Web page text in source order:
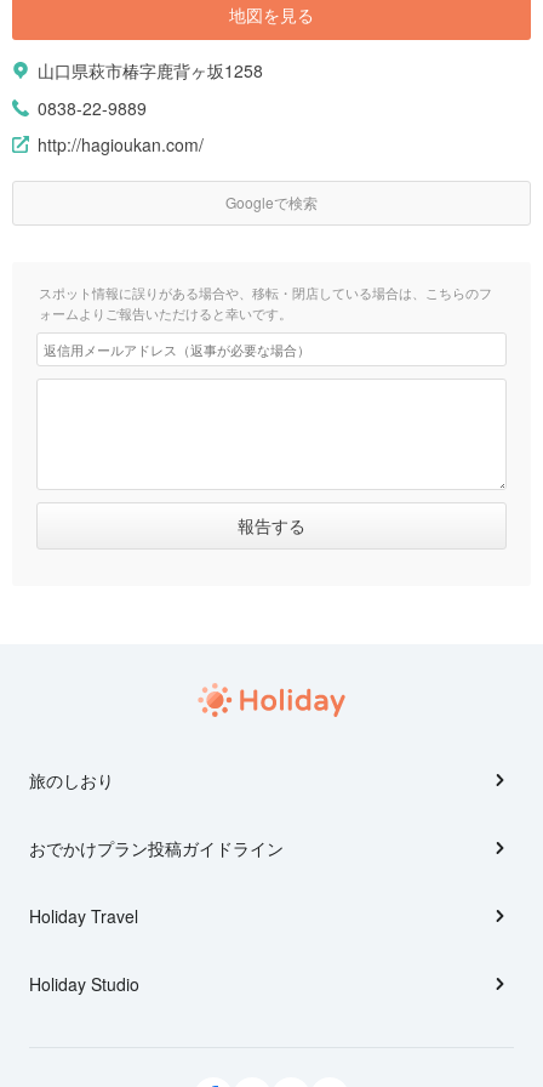
地図を見る
山口県萩市椿字鹿背ヶ坂1258
0838-22-9889
http://hagioukan.com/
Googleで検索
スポット情報に誤りがある場合や、移転・閉店している場合は、こちらのフ
ォームよりご報告いただけると幸いです。
旅のしおり
おでかけプラン投稿ガイドライン
Holiday Travel
Holiday Studio